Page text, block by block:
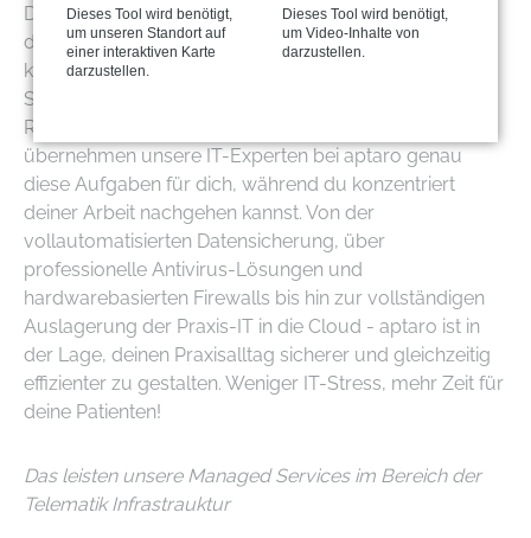
DSGVO genügen müssen. Damit du dich mehr auf
deine Patienten und auf deine Praxisabläufe
konzentrieren kannst, bieten wir dir unsere Managed
Services an, die dir sämtliche Wartungs- und
Reparaturarbeiten vollständig abnehmen können. So
übernehmen unsere IT-Experten bei aptaro genau
diese Aufgaben für dich, während du konzentriert
deiner Arbeit nachgehen kannst. Von der
vollautomatisierten Datensicherung, über
professionelle Antivirus-Lösungen und
hardwarebasierten Firewalls bis hin zur vollständigen
Auslagerung der Praxis-IT in die Cloud - aptaro ist in
der Lage, deinen Praxisalltag sicherer und gleichzeitig
effizienter zu gestalten. Weniger IT-Stress, mehr Zeit für
deine Patienten!
Das leisten unsere Managed Services im Bereich der
Telematik Infrastrauktur
Dieses Tool wird benötigt,
um unseren Standort auf
einer interaktiven Karte
darzustellen.
Dieses Tool wird benötigt,
um Video-Inhalte von
darzustellen.